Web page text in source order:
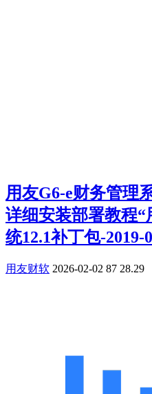
用友G6-e财务管理
详细安装部署教程“
统12.1补丁包-2019-
用友财软 2026-02-02 87 28.29